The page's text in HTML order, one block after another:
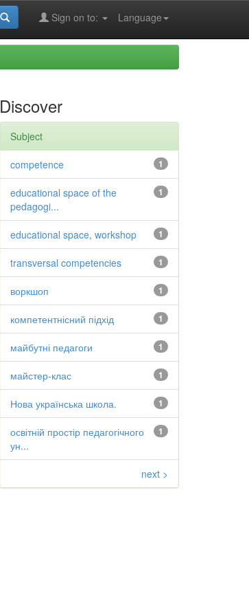
Language
Sign on to:
Discover
Subject
1
competence
1
educational space of the
pedagogi...
1
educational space, workshop
1
transversal competencies
1
воркшоп
1
компетентнісний підхід
1
майбутні педагоги
1
майстер-клас
1
Нова українська школа.
1
освітній простір педагогічного
ун...
next >